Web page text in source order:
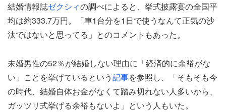
結婚情報誌ゼクシィの調べによると、挙式披露宴の全国平
均は約333.7万円。「車1台分を1日で使うなんて正気の沙
汰ではないと思ってる」とのコメントもあった。
未婚男性の52％が結婚しない理由に「経済的に余裕がな
い」ことを挙げているという記事を参照し、「そもそも今
の時代、結婚自体お金がなくて踏み切れない人多いから、
ガッツリ式挙げる余裕もないよ」という人もいた。